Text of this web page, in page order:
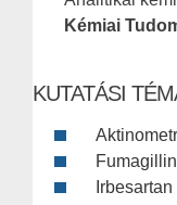
Kémiai
KUTATÁSI